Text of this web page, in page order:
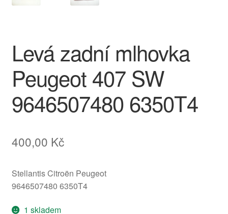
Reklamace
Reklamační řád
Vrakoviště Citroën
Levá zadní mlhovka
Peugeot 407 SW
9646507480 6350T4
400,00 Kč
Stellantis Citroën Peugeot
9646507480 6350T4
1 skladem